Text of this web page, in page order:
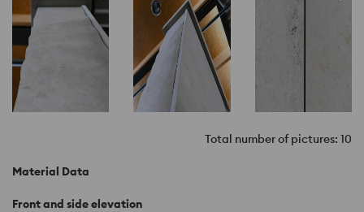
Total number of pictures: 10
Material Data
Front and side elevation